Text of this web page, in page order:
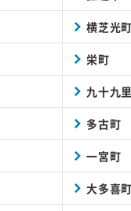
横芝光町
栄町
九十九
多古町
一宮町
大多喜町